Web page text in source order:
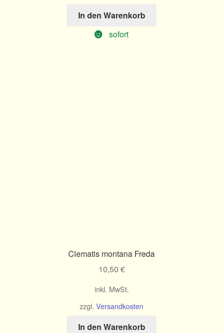
In den Warenkorb
sofort
Clematis montana Freda
10,50 €
inkl. MwSt.
zzgl. Versandkosten
In den Warenkorb